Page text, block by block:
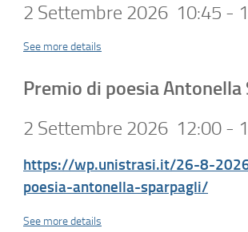
2 Settembre 2026 10:45 -
See more details
Premio di poesia Antonella
2 Settembre 2026 12:00 -
https://wp.unistrasi.it/26-8-
poesia-antonella-sparpagli/
See more details